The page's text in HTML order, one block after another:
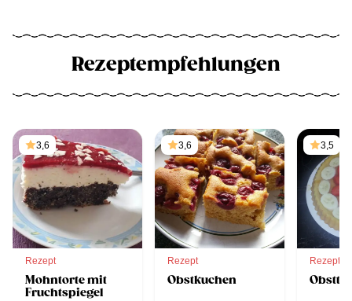
Rezeptempfehlungen
3,6
Rezept
Mohntorte mit
Fruchtspiegel
3,6
Rezept
Obstkuchen
3,5
Rezept